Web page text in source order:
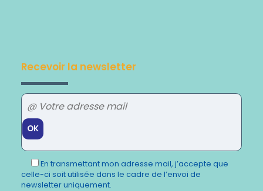
Recevoir la newsletter
Veuillez
laisser
ce
champ
En transmettant mon adresse mail, j’accepte que
celle-ci soit utilisée dans le cadre de l’envoi de
newsletter uniquement.